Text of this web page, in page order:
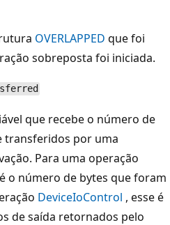
OVERLAPPED que foi
sobreposta foi iniciada.
que recebe o número de
transferidos por uma
Para uma operação
o número de bytes que foram
DeviceIoControl , esse é
de saída retornados pelo